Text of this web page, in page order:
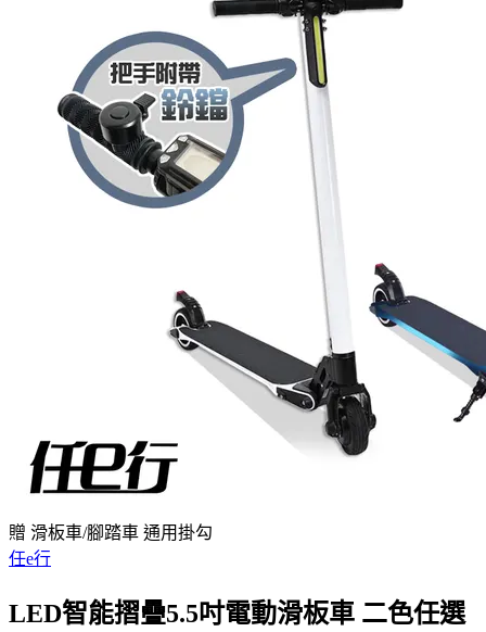
贈 滑板車/腳踏車 通用掛勾
任e行
LED智能摺疊5.5吋電動滑板車 二色任選